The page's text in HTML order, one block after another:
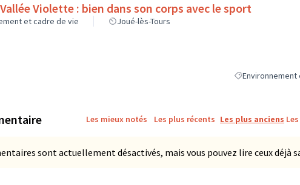
Collège Vallée Violette : bien dans son corps avec le sport
et cadre de vie Joué-lès-Tours
Filtrer les
Les mieux notés Les plus récents Les plus anciens
sont actuellement désactivés, mais vous pouvez lire ceux déjà